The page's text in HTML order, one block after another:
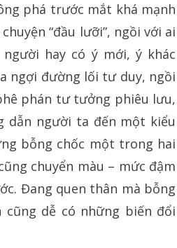
phá trước mắt khá mạnh
“đầu lưỡi”, ngồi với ai
hay có ý mới, ý khác
ngợi đường lối tư duy, ngồi
phán tư tưởng phiêu lưu,
dẫn người ta đến một kiểu
bỗng chốc một trong hai
chuyển màu – mức đậm
Đang quen thân mà bỗng
dễ có những biến đổi